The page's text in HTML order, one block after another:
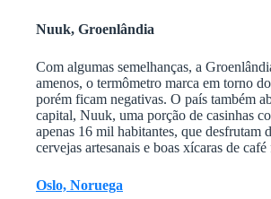
Nuuk, Groenlândia
Com algumas semelhanças, a
amenos, o termômetro marca em torno
porém ficam negativas. O país também
capital, Nuuk, uma porção de casinhas
apenas 16 mil habitantes, que desfrutam
cervejas artesanais e boas xícaras de café
Oslo, Noruega